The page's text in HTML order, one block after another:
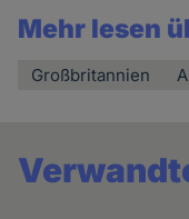
Mehr lesen
Großbritannien